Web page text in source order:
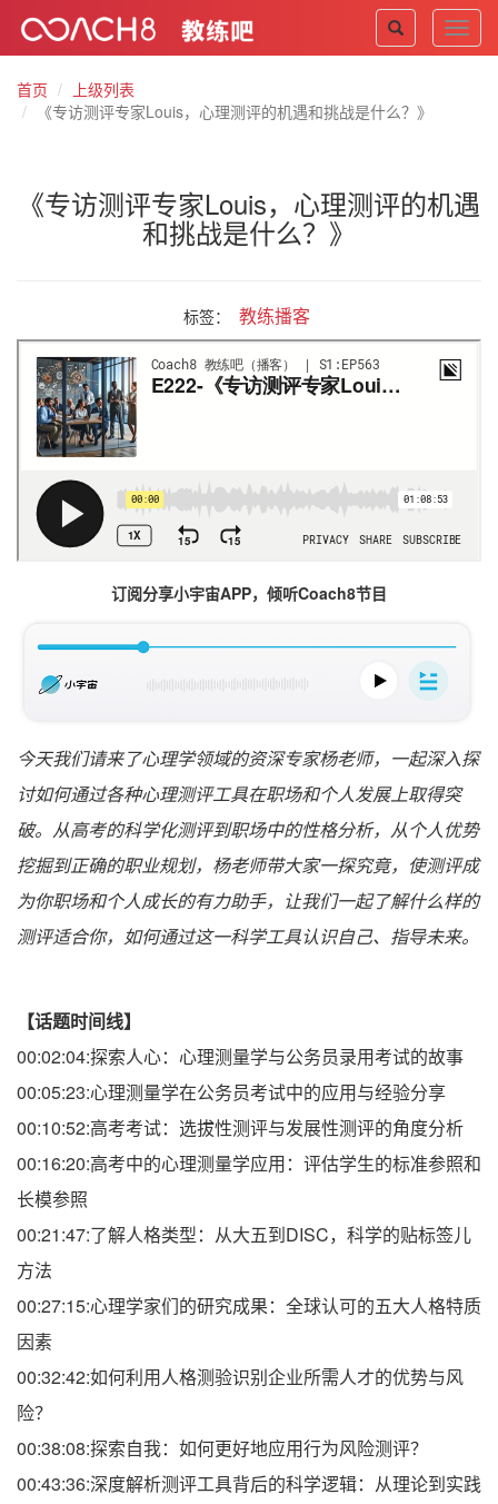
首页
上级列表
《专访测评专家Louis，心理测评的机遇和挑战是什么？》
《专访测评专家Louis，心理测评的机遇
和挑战是什么？》
标签： 教练播客
订阅分享小宇宙APP，倾听Coach8节目
今天我们请来了心理学领域的资深专家杨老师，一起深入探
讨如何通过各种心理测评工具在职场和个人发展上取得突
破。从高考的科学化测评到职场中的性格分析，从个人优势
挖掘到正确的职业规划，杨老师带大家一探究竟，使测评成
为你职场和个人成长的有力助手，让我们一起了解什么样的
测评适合你，如何通过这一科学工具认识自己、指导未来。
【话题时间线】
00:02:04:探索人心：心理测量学与公务员录用考试的故事
00:05:23:心理测量学在公务员考试中的应用与经验分享
00:10:52:高考考试：选拔性测评与发展性测评的角度分析
00:16:20:高考中的心理测量学应用：评估学生的标准参照和
长模参照
00:21:47:了解人格类型：从大五到DISC，科学的贴标签儿
方法
00:27:15:心理学家们的研究成果：全球认可的五大人格特质
因素
00:32:42:如何利用人格测验识别企业所需人才的优势与风
险？
00:38:08:探索自我：如何更好地应用行为风险测评？
00:43:36:深度解析测评工具背后的科学逻辑：从理论到实践